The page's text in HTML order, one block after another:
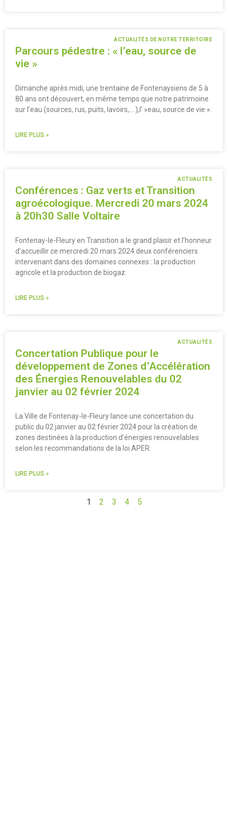
ACTUALITÉS DE NOTRE TERRITOIRE
Parcours pédestre : « l’eau, source de
vie »
Dimanche après midi, une trentaine de Fontenaysiens de 5 à
80 ans ont découvert, en même temps que notre patrimoine
sur l’eau (sources, rus, puits, lavoirs,….),l' »eau, source de vie ».
LIRE PLUS »
ACTUALITÉS
Conférences : Gaz verts et Transition
agroécologique. Mercredi 20 mars 2024
à 20h30 Salle Voltaire
Fontenay-le-Fleury en Transition a le grand plaisir et l’honneur
d’accueillir ce mercredi 20 mars 2024 deux conférenciers
intervenant dans des domaines connexes : la production
agricole et la production de biogaz.
LIRE PLUS »
ACTUALITÉS
Concertation Publique pour le
développement de Zones d’Accélération
des Énergies Renouvelables du 02
janvier au 02 février 2024
La Ville de Fontenay-le-Fleury lance une concertation du
public du 02 janvier au 02 février 2024 pour la création de
zones destinées à la production d’énergies renouvelables
selon les recommandations de la loi APER.
LIRE PLUS »
1 2 3 4 5